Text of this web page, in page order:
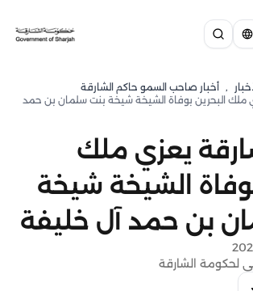
, أخبار صاحب السمو حاكم الشارقة
ملك البحرين بوفاة الشيخة شيخة بنت سلمان بن حمد
يعزي ملك
بوفاة الشيخة شيخة
بن حمد آل خليفة
لحكومة الشارقة